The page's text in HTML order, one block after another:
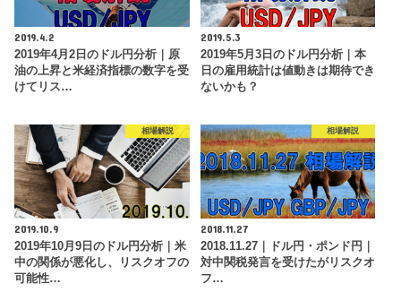
2019.4.2
2019年4月2日のドル円分析｜原
油の上昇と米経済指標の数字を受
けてリス…
2019.5.3
2019年5月3日のドル円分析｜本
日の雇用統計は値動きは期待でき
ないかも？
相場解説
2019.10.9
2019年10月9日のドル円分析｜米
中の関係が悪化し、リスクオフの
可能性…
相場解説
2018.11.27
2018.11.27｜ドル円・ポンド円｜
対中関税発言を受けたがリスクオ
フ…